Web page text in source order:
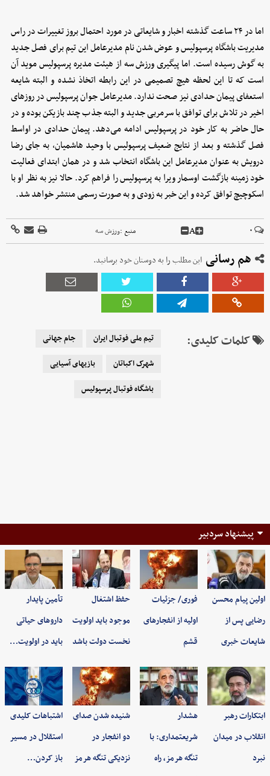
اما در ۲۴ ساعت گذشته اخبار و شایعاتی در مورد احتمال بروز تغییرات در راس
مدیریت باشگاه پرسپولیس و عوض شدن نام مدیرعامل این تیم برای فصل جدید
به گوش رسیده است. اما پیگیری ورزش سه از هیئت مدیره پرسپولیس موید آن
است که تا این لحظه هیچ تصمیمی در این رابطه اتخاذ نشده و البته شایعه
استعفای پیمان حدادی نیز صحت ندارد. مدیرعامل جوان پرسپولیس در روزهای
اخیر در تلاش برای توافق با سرمربی جدید و البته جذب چند بازیکن بوده و در
حال حاضر به کار خود در پرسپولیس ادامه می‌دهد. پیمان حدادی در اواسط
فصل گذشته و بعد از نتایج ضعیف پرسپولیس با وحید هاشمیان، به جای رضا
درویش به عنوان مدیرعامل این باشگاه انتخاب شد و در همان ابتدای فعالیت
خود زمینه بازگشت اوسمار ویرا به پرسپولیس را فراهم کرد. حالا نیز به نظر او با
اسکوچیچ توافق کرده و این خبر به زودی و به صورت رسمی منتشر خواهد شد.
۰ A منبع :ورزش سه
هم رسانی این مطلب را به دوستان خود برسانید.
کلمات کلیدی: تیم ملی فوتبال ایران
جام جهانی
شهرک اکباتان
بازیهای آسیایی
باشگاه فوتبال پرسپولیس
پیشنهاد سردبیر
اولین پیام محسن
رضایی پس از
شایعات خبری
فوری/ جزئیات
اولیه از انفجارهای
قشم
حفظ اشتغال
موجود باید اولویت
نخست دولت باشد
تأمین پایدار
داروهای حیاتی
باید در اولویت…
ابتکارات رهبر
انقلاب در میدان
نبرد
هشدار
شریعتمداری: با
تنگه هرمز، راه
شنیده شدن صدای
دو انفجار در
نزدیکی تنگه هرمز
اشتباهات کلیدی
استقلال در مسیر
باز کردن…